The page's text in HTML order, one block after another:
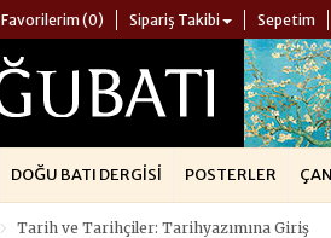
Favorilerim (0) Sipariş Takibi Sepetim
DOĞU BATI DERGISI POSTERLER
Tarih ve Tarihçiler: Tarihyazımına Giriş